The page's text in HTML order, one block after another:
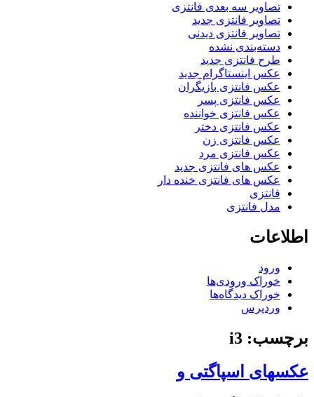
تصاویر سه بعدی فانتزی
تصاویر فانتزی جدید
تصاویر فانتزی دیدنی
دسته‌بندی نشده
طرح فانتزی جدید
عکس اینستاگرام جدید
عکس فانتزی بازیگران
عکس فانتزی پسر
عکس فانتزی خواننده
عکس فانتزی دختر
عکس فانتزی زن
عکس فانتزی مرد
عکس های فانتزی جدید
عکس های فانتزی خنده دار
فانتزی
مدل فانتزی
اطلاعات
ورود
خوراک ورودی‌ها
خوراک دیدگاه‌ها
وردپرس
برچسب: i3
عکسهای اسپاگتی و